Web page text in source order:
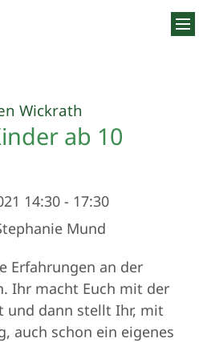
Wickrath
ab 10
14:30 - 17:30
Mund
Erfahrungen an der
Ihr macht Euch mit der
und dann stellt Ihr, mit
auch schon ein eigenes